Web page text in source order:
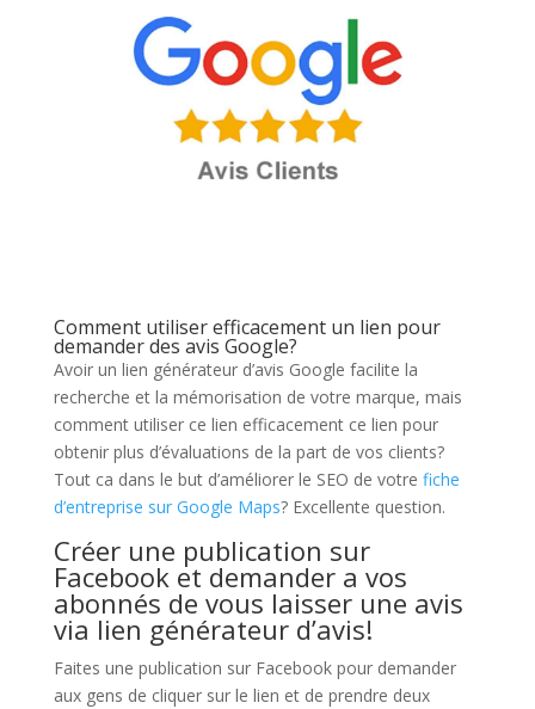
Comment utiliser efficacement un lien pour
demander des avis Google?
Avoir un lien générateur d’avis Google facilite la
recherche et la mémorisation de votre marque, mais
comment utiliser ce lien efficacement ce lien pour
obtenir plus d’évaluations de la part de vos clients?
Tout ca dans le but d’améliorer le SEO de votre fiche
d’entreprise sur Google Maps? Excellente question.
Créer une publication sur
Facebook et demander a vos
abonnés de vous laisser une avis
via lien générateur d’avis!
Faites une publication sur Facebook pour demander
aux gens de cliquer sur le lien et de prendre deux